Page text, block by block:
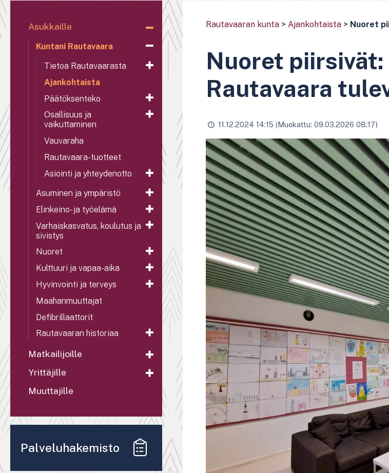
Rautavaaran kunta > Ajankohtaista > Nuoret
Nuoret
Rautavaara
11.12.2024 14:15 (Muokattu: 09.03.2026 08:17)
Asukkaille
Kuntani Rautavaara
Tietoa Rautavaarasta
Ajankohtaista
Päätöksenteko
Osallisuus ja
vaikuttaminen
Vauvaraha
Rautavaara-tuotteet
Asiointi ja yhteydenotto
Asuminen ja ympäristö
Elinkeino- ja työelämä
Varhaiskasvatus, koulutus ja
sivistys
Nuoret
Kulttuuri ja vapaa-aika
Hyvinvointi ja terveys
Maahanmuuttajat
Defibrillaattorit
Rautavaaran historiaa
Matkailijoille
Yrittäjille
Muuttajille
Palveluhakemisto